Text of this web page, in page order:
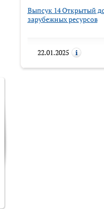
Выпсук 14 Открытый
зарубежных ресурсов
22.01.2025